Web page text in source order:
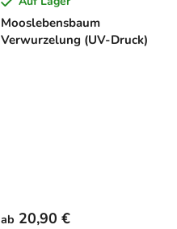
Mooslebensbaum
Verwurzelung (UV-Druck)
ab 20,90 €